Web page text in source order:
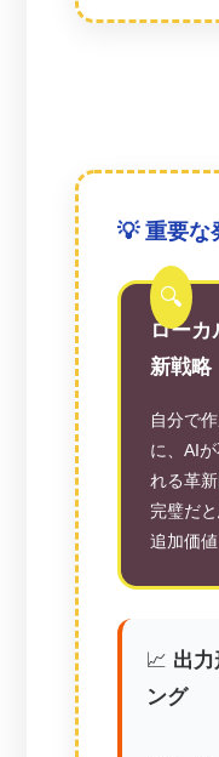
💡 重要な
ロー
新戦略
自分で
に、AI
れる革
完璧だ
追加価
📈 出
ング